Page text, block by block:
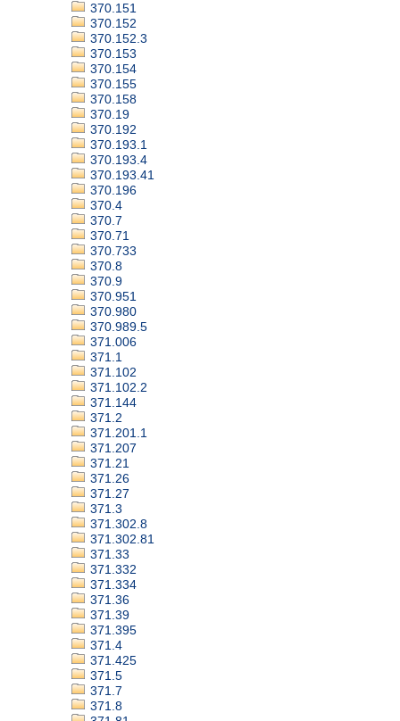
370.151
370.152
370.152.3
370.153
370.154
370.155
370.158
370.19
370.192
370.193.1
370.193.4
370.193.41
370.196
370.4
370.7
370.71
370.733
370.8
370.9
370.951
370.980
370.989.5
371.006
371.1
371.102
371.102.2
371.144
371.2
371.201.1
371.207
371.21
371.26
371.27
371.3
371.302.8
371.302.81
371.33
371.332
371.334
371.36
371.39
371.395
371.4
371.425
371.5
371.7
371.8